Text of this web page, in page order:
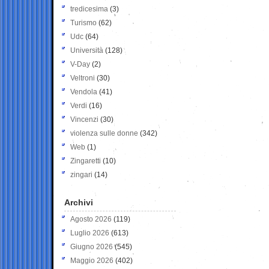
tredicesima (3)
Turismo (62)
Udc (64)
Università (128)
V-Day (2)
Veltroni (30)
Vendola (41)
Verdi (16)
Vincenzi (30)
violenza sulle donne (342)
Web (1)
Zingaretti (10)
zingari (14)
Archivi
Agosto 2026 (119)
Luglio 2026 (613)
Giugno 2026 (545)
Maggio 2026 (402)